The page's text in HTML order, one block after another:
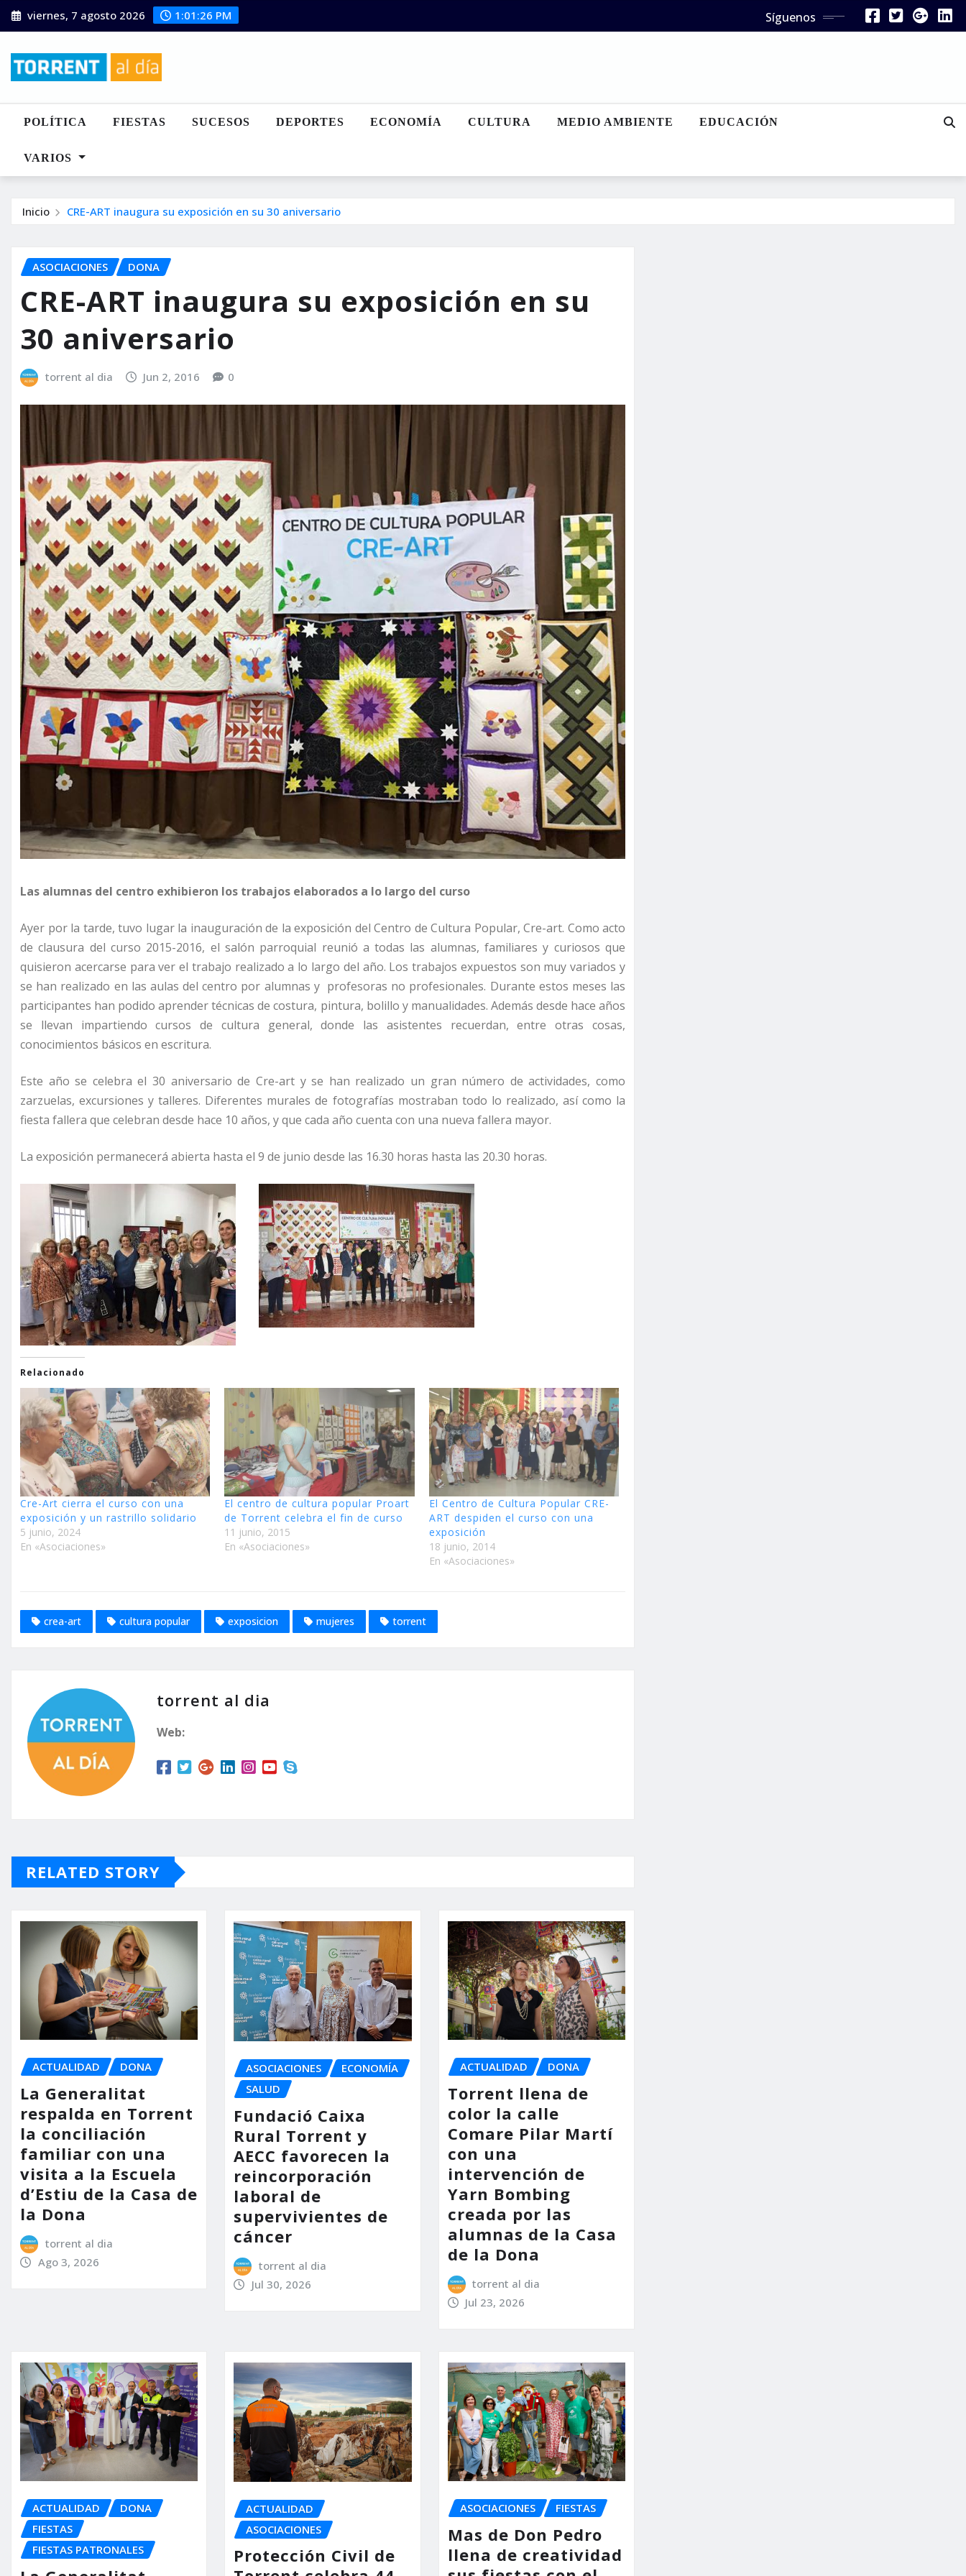
Saltar
al
viernes, 7 agosto 2026 1:01:28 PM Síguenos
POLÍTICA FIESTAS SUCESOS DEPORTES ECONOMÍA CULTURA MEDIO AMBIENTE EDUCACIÓN
VARIOS
Inicio CRE-ART inaugura su exposición en su 30 aniversario
ASOCIACIONES DONA
CRE-ART inaugura su exposición en su
30 aniversario
torrent al dia Jun 2, 2016 0
Las alumnas del centro exhibieron los trabajos elaborados a lo largo del curso
Ayer por la tarde, tuvo lugar la inauguración de la exposición del Centro de Cultura Popular, Cre-art. Como acto
de clausura del curso 2015-2016, el salón parroquial reunió a todas las alumnas, familiares y curiosos que
quisieron acercarse para ver el trabajo realizado a lo largo del año. Los trabajos expuestos son muy variados y
se han realizado en las aulas del centro por alumnas y profesoras no profesionales. Durante estos meses las
participantes han podido aprender técnicas de costura, pintura, bolillo y manualidades. Además desde hace años
se llevan impartiendo cursos de cultura general, donde las asistentes recuerdan, entre otras cosas,
conocimientos básicos en escritura.
Este año se celebra el 30 aniversario de Cre-art y se han realizado un gran número de actividades, como
zarzuelas, excursiones y talleres. Diferentes murales de fotografías mostraban todo lo realizado, así como la
fiesta fallera que celebran desde hace 10 años, y que cada año cuenta con una nueva fallera mayor.
La exposición permanecerá abierta hasta el 9 de junio desde las 16.30 horas hasta las 20.30 horas.
Relacionado
Cre-Art cierra el curso con una
exposición y un rastrillo solidario
5 junio, 2024
En «Asociaciones»
El centro de cultura popular Proart
de Torrent celebra el fin de curso
11 junio, 2015
En «Asociaciones»
El Centro de Cultura Popular CRE-
ART despiden el curso con una
exposición
18 junio, 2014
En «Asociaciones»
crea-art cultura popular exposicion mujeres torrent
torrent al dia
Web:
RELATED STORY
ACTUALIDAD DONA
La Generalitat
respalda en Torrent
la conciliación
familiar con una
visita a la Escuela
d’Estiu de la Casa de
la Dona
torrent al dia
Ago 3, 2026
ASOCIACIONES
ECONOMÍA
SALUD
Fundació Caixa
Rural Torrent y
AECC favorecen la
reincorporación
laboral de
supervivientes de
cáncer
torrent al dia
Jul 30, 2026
ACTUALIDAD DONA
Torrent llena de
color la calle
Comare Pilar Martí
con una
intervención de
Yarn Bombing
creada por las
alumnas de la Casa
de la Dona
torrent al dia
Jul 23, 2026
ACTUALIDAD
DONA
FIESTAS
FIESTAS PATRONALES
ACTUALIDAD
ASOCIACIONES
Protección Civil de
ASOCIACIONES FIESTAS
Mas de Don Pedro
llena de creatividad